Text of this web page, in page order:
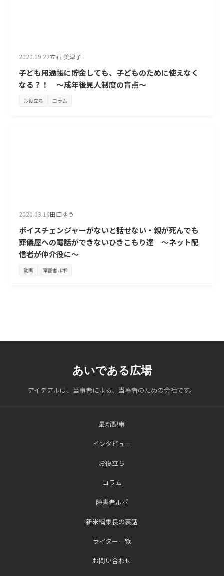
2020.09.22立石 美津子
子ども用通帳に貯金しても、子どものために使えなく
なる？！ ～成年後見人制度の盲点～
お役立ち コラム
2020.03.16田口ゆう
ボイスチェンジャーがないと話せない・親が死んでも
葬儀屋への電話ができないひきこもり達 ～ネット配
信者が仲介役に～
動画 障害者ルポ
あいである広場
アイデアルは、当事者による、当事者のための会社です。
最新記事
インタビュー
お役立ち
コラム
障害者ルポ
新米編集長の裏話
ライター一覧
お問い合わせ